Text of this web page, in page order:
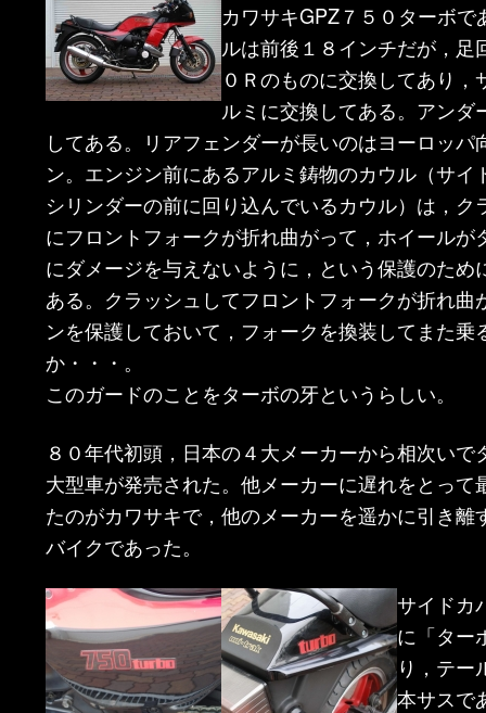
移
動
動
カワサキGPZ７５０ターボで
ルは前後１８インチだが，足
０Ｒのものに交換してあり，
ルミに交換してある。アンダ
してある。リアフェンダーが長いのはヨーロッパ
ン。エンジン前にあるアルミ鋳物のカウル（サイ
シリンダーの前に回り込んでいるカウル）は，ク
にフロントフォークが折れ曲がって，ホイールが
にダメージを与えないように，という保護のため
ある。クラッシュしてフロントフォークが折れ曲
ンを保護しておいて，フォークを換装してまた乗
か・・・。
このガードのことをターボの牙というらしい。
８０年代初頭，日本の４大メーカーから相次いで
大型車が発売された。他メーカーに遅れをとって
たのがカワサキで，他のメーカーを遥かに引き離
バイクであった。
サイドカ
に「ター
り，テー
本サスで